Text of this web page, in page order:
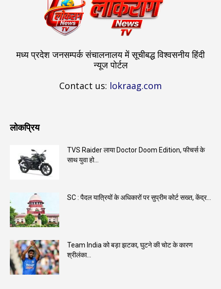
मध्य प्रदेश जनसम्पर्क संचालनालय में सूचीबद्ध विश्वसनीय हिंदी
न्यूज पोर्टल
Contact us: lokraag.com
लोकप्रिय
TVS Raider लाया Doctor Doom Edition, फीचर्स के
साथ युवा हो...
SC : पैदल यात्रियों के अधिकारों पर सुप्रीम कोर्ट सख्त, केंद्र...
Team India को बड़ा झटका, घुटने की चोट के कारण
श्रीलंका...